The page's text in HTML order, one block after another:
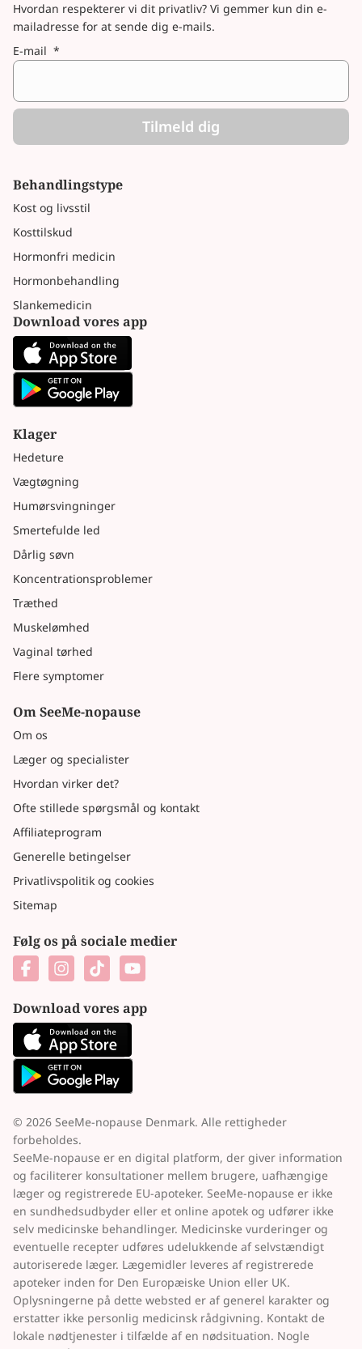
Behandlingstype
Kost og livsstil
Kosttilskud
Hormonfri medicin
Hormonbehandling
Slankemedicin
Download vores app
Klager
Hedeture
Vægtøgning
Humørsvingninger
Smertefulde led
Dårlig søvn
Koncentrationsproblemer
Træthed
Muskelømhed
Vaginal tørhed
Flere symptomer
Om SeeMe-nopause
Om os
Læger og specialister
Hvordan virker det?
Ofte stillede spørgsmål og kontakt
Affiliateprogram
Generelle betingelser
Privatlivspolitik og cookies
Sitemap
E-mail *
Tilmeld dig
Hvordan respekterer vi dit privatliv? Vi gemmer kun din e-
mailadresse for at sende dig e-mails.
Følg os på sociale medier
Download vores app
© 2026 SeeMe-nopause Denmark. Alle rettigheder
forbeholdes.
SeeMe-nopause er en digital platform, der giver information
og faciliterer konsultationer mellem brugere, uafhængige
læger og registrerede EU-apoteker. SeeMe-nopause er ikke
en sundhedsudbyder eller et online apotek og udfører ikke
selv medicinske behandlinger. Medicinske vurderinger og
eventuelle recepter udføres udelukkende af selvstændigt
autoriserede læger. Lægemidler leveres af registrerede
apoteker inden for Den Europæiske Union eller UK.
Oplysningerne på dette websted er af generel karakter og
erstatter ikke personlig medicinsk rådgivning. Kontakt de
lokale nødtjenester i tilfælde af en nødsituation. Nogle